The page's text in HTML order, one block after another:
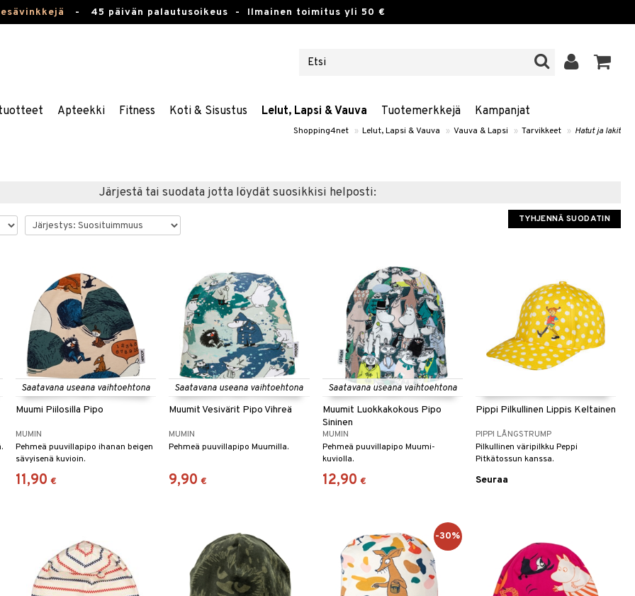
- 45 päivän palautusoikeus - Ilmainen toimitus yli 50 €
Apteekki Fitness Koti & Sisustus Lelut, Lapsi & Vauva Tuotemerkkejä Kampanjat
Shopping4net » Lelut, Lapsi & Vauva » Vauva & Lapsi » Tarvikkeet » Hatut ja lakit
Järjestä tai suodata jotta löydät suosikkisi helposti:
TYHJENNÄ SUODATIN
Saatavana useana vaihtoehtona
Muumi Piilosilla Pipo
MUMIN
Pehmeä puuvillapipo ihanan beigen
sävyisenä kuvioin.
11,90 €
Saatavana useana vaihtoehtona
Muumit Vesivärit Pipo Vihreä
MUMIN
Pehmeä puuvillapipo Muumilla.
9,90 €
Saatavana useana vaihtoehtona
Muumit Luokkakokous Pipo
Sininen
MUMIN
Pehmeä puuvillapipo Muumi-
kuviolla.
12,90 €
Pippi Pilkullinen Lippis Keltainen
PIPPI LÅNGSTRUMP
Pilkullinen väripilkku Peppi
Pitkätossun kanssa.
Seuraa
-30%